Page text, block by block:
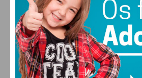
BÓNUS ANÚNCIOS
Convocatória – Associação
para o Desenvolvimento de
Boelhe
PORIMEDIATO